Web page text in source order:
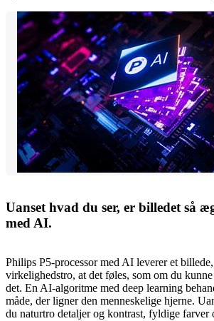
Uanset hvad du ser, er billedet så
med AI.
Philips P5-processor med AI leverer et billede,
virkelighedstro, at det føles, som om du
det. En AI-algoritme med deep learning
måde, der ligner den menneskelige hjerne.
du naturtro detaljer og kontrast, fyldige